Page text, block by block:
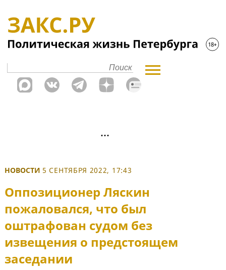
НОВОСТИ 5 СЕНТЯБРЯ 2022, 17:43
Оппозиционер Ляскин
пожаловался, что был
оштрафован судом без
извещения о предстоящем
заседании